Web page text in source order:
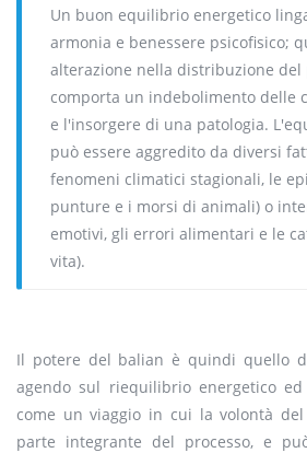
Un buon equilibrio energetico
armonia e benessere psicofisico;
alterazione nella distribuzione del
comporta un indebolimento delle
e l'insorgere di una patologia.
può essere aggredito da diversi
fenomeni climatici stagionali, le
punture e i morsi di animali) o
emotivi, gli errori alimentari e le
vita).
Il potere del balian è quindi quello
agendo sul riequilibrio energetico
come un viaggio in cui la volontà
parte integrante del processo, e